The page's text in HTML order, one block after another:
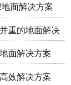
面解决方案
重的地面解决
面解决方案
效解决方案